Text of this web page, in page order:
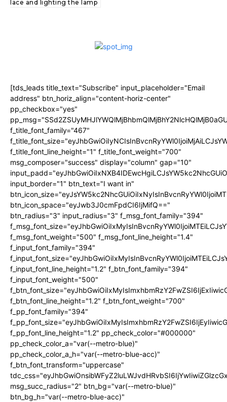
lace and lighting the lamp
[tds_leads title_text="Subscribe" input_placeholder="Email
address" btn_horiz_align="content-horiz-center"
pp_checkbox="yes"
f_title_font_family="467"
f_title_font_line_height="1" f_title_font_weight="700"
msg_composer="success" display="column" gap="10"
input_border="1" btn_text="I want in"
btn_icon_space="eyJwb3J0cmFpdCI6IjMifQ=="
btn_radius="3" input_radius="3" f_msg_font_family="394"
f_msg_font_weight="500" f_msg_font_line_height="1.4"
f_input_font_family="394"
f_input_font_line_height="1.2" f_btn_font_family="394"
f_input_font_weight="500"
f_btn_font_line_height="1.2" f_btn_font_weight="700"
f_pp_font_family="394"
f_pp_font_line_height="1.2" pp_check_color="#000000"
pp_check_color_a="var(--metro-blue)"
pp_check_color_a_h="var(--metro-blue-acc)"
f_btn_font_transform="uppercase"
msg_succ_radius="2" btn_bg="var(--metro-blue)"
btn_bg_h="var(--metro-blue-acc)"